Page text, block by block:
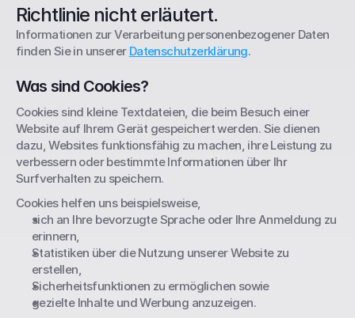
Richtlinie nicht erläutert.
Informationen zur Verarbeitung personenbezogener Daten
finden Sie in unserer Datenschutzerklärung.
Was sind Cookies?
Cookies sind kleine Textdateien, die beim Besuch einer
Website auf Ihrem Gerät gespeichert werden. Sie dienen
dazu, Websites funktionsfähig zu machen, ihre Leistung zu
verbessern oder bestimmte Informationen über Ihr
Surfverhalten zu speichern.
Cookies helfen uns beispielsweise,
sich an Ihre bevorzugte Sprache oder Ihre Anmeldung zu
erinnern,
Statistiken über die Nutzung unserer Website zu
erstellen,
Sicherheitsfunktionen zu ermöglichen sowie
gezielte Inhalte und Werbung anzuzeigen.